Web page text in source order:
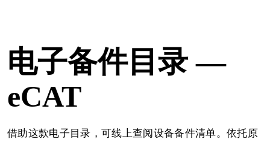
电子备件目录 —
eCAT
借助这款电子目录，可线上查阅设备备件清单。依托原